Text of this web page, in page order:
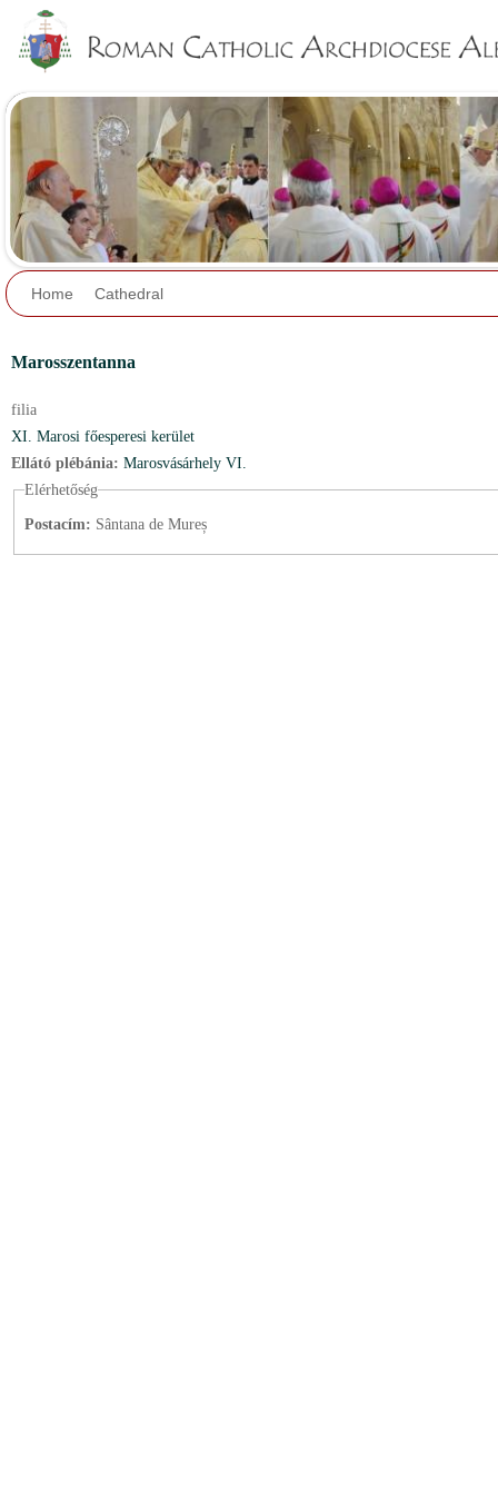
Home Cathedral
Marosszentanna
filia
XI. Marosi főesperesi kerület
Ellátó plébánia: Marosvásárhely VI.
Elérhetőség
Postacím: Sântana de Mureș